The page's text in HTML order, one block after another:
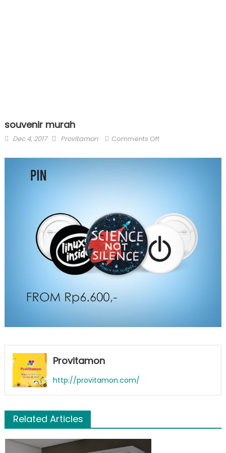
souvenir murah
Posted
Dec 4, 2017 Author
Provitamon Comments Offon
murah
Provitamon
http://provitamon.com/
Related Articles